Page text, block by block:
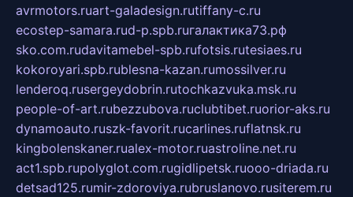
avrmotors.ruart-galadesign.rutiffany-c.ru
ecostep-samara.rud-p.spb.ruгалактика73.рф
sko.com.rudavitamebel-spb.rufotsis.rutesiaes.ru
kokoroyari.spb.rublesna-kazan.rumossilver.ru
lenderoq.rusergeydobrin.rutochkazvuka.msk.ru
people-of-art.rubezzubova.ruclubtibet.ruorior-aks.ru
dynamoauto.ruszk-favorit.rucarlines.ruflatnsk.ru
kingbolenskaner.rualex-motor.ruastroline.net.ru
act1.spb.rupolyglot.com.rugidlipetsk.ruooo-driada.ru
detsad125.rumir-zdoroviya.rubruslanovo.rusiterem.ru